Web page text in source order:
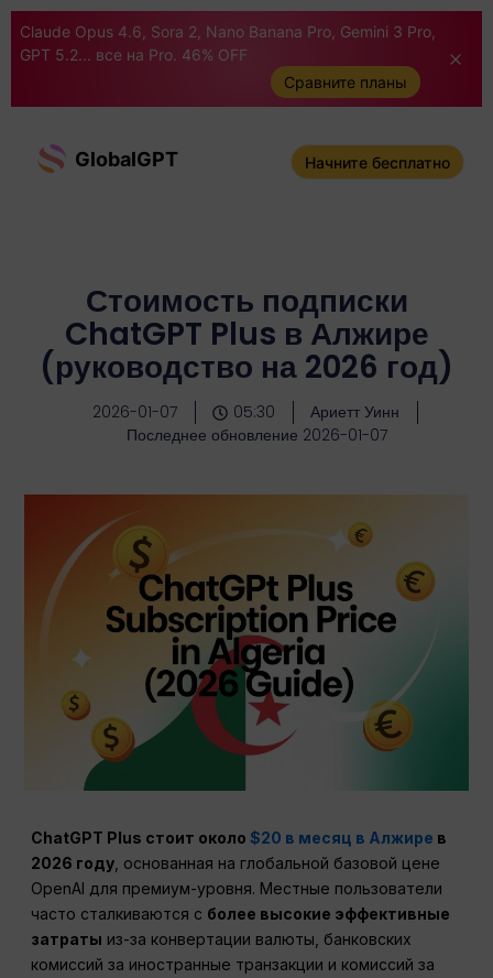
Claude Opus 4.6, Sora 2, Nano Banana Pro, Gemini 3 Pro,
GPT 5.2... все на Pro. 46% OFF
Сравните планы
GlobalGPT Начните бесплатно
Стоимость подписки
ChatGPT Plus в Алжире
(руководство на 2026 год)
2026-01-07 05:30
Ариетт Уинн
Последнее обновление 2026-01-07
ChatGPT Plus стоит около$20 в месяц в Алжире в
2026 году , основанная на глобальной базовой цене
OpenAI для премиум-уровня. Местные пользователи
часто сталкиваются с более высокие эффективные
затраты из-за конвертации валюты, банковских
комиссий за иностранные транзакции и комиссий за